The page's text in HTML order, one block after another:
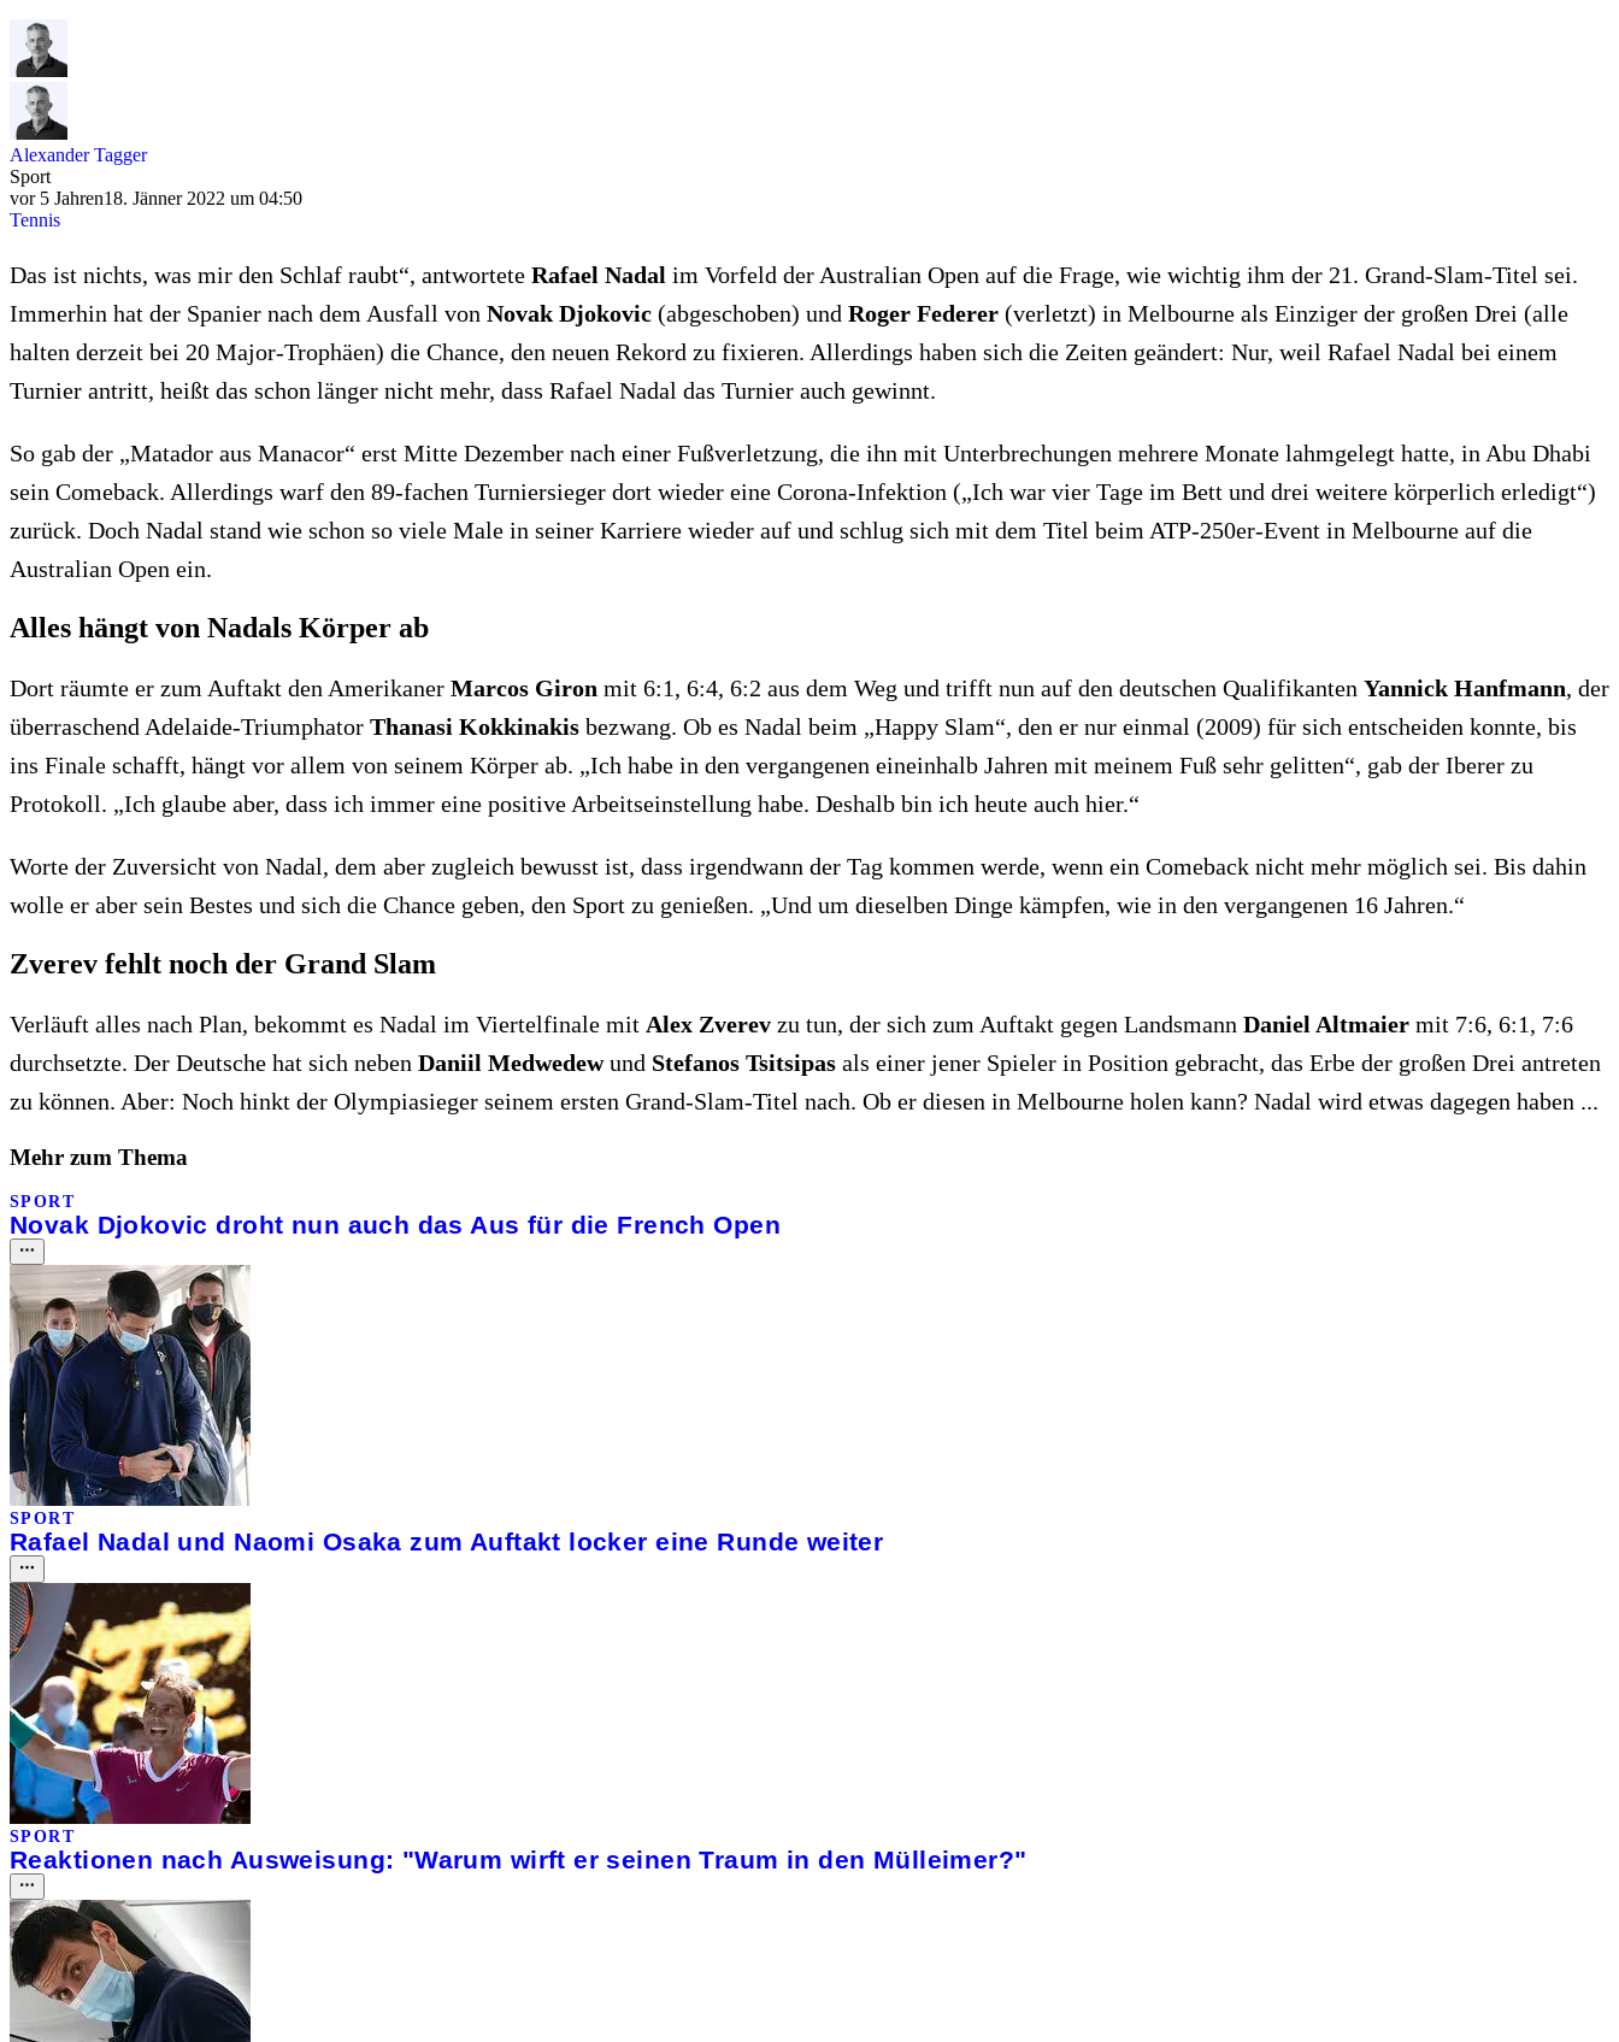
Alexander Tagger
Sport
vor 5 Jahren18. Jänner 2022 um 04:50
Tennis
Das ist nichts, was mir den Schlaf raubt“, antwortete Rafael Nadal im Vorfeld der Australian Open auf die Frage, wie wichtig ihm der 21. Grand-Slam-Titel sei.
Immerhin hat der Spanier nach dem Ausfall von Novak Djokovic (abgeschoben) und Roger Federer (verletzt) in Melbourne als Einziger der großen Drei (alle
halten derzeit bei 20 Major-Trophäen) die Chance, den neuen Rekord zu fixieren. Allerdings haben sich die Zeiten geändert: Nur, weil Rafael Nadal bei einem
Turnier antritt, heißt das schon länger nicht mehr, dass Rafael Nadal das Turnier auch gewinnt.
So gab der „Matador aus Manacor“ erst Mitte Dezember nach einer Fußverletzung, die ihn mit Unterbrechungen mehrere Monate lahmgelegt hatte, in Abu Dhabi
sein Comeback. Allerdings warf den 89-fachen Turniersieger dort wieder eine Corona-Infektion („Ich war vier Tage im Bett und drei weitere körperlich erledigt“)
zurück. Doch Nadal stand wie schon so viele Male in seiner Karriere wieder auf und schlug sich mit dem Titel beim ATP-250er-Event in Melbourne auf die
Australian Open ein.
Alles hängt von Nadals Körper ab
Dort räumte er zum Auftakt den Amerikaner Marcos Giron mit 6:1, 6:4, 6:2 aus dem Weg und trifft nun auf den deutschen Qualifikanten Yannick Hanfmann, der
überraschend Adelaide-Triumphator Thanasi Kokkinakis bezwang. Ob es Nadal beim „Happy Slam“, den er nur einmal (2009) für sich entscheiden konnte, bis
ins Finale schafft, hängt vor allem von seinem Körper ab. „Ich habe in den vergangenen eineinhalb Jahren mit meinem Fuß sehr gelitten“, gab der Iberer zu
Protokoll. „Ich glaube aber, dass ich immer eine positive Arbeitseinstellung habe. Deshalb bin ich heute auch hier.“
Worte der Zuversicht von Nadal, dem aber zugleich bewusst ist, dass irgendwann der Tag kommen werde, wenn ein Comeback nicht mehr möglich sei. Bis dahin
wolle er aber sein Bestes und sich die Chance geben, den Sport zu genießen. „Und um dieselben Dinge kämpfen, wie in den vergangenen 16 Jahren.“
Zverev fehlt noch der Grand Slam
Verläuft alles nach Plan, bekommt es Nadal im Viertelfinale mit Alex Zverev zu tun, der sich zum Auftakt gegen Landsmann Daniel Altmaier mit 7:6, 6:1, 7:6
durchsetzte. Der Deutsche hat sich neben Daniil Medwedewund Stefanos Tsitsipas als einer jener Spieler in Position gebracht, das Erbe der großen Drei antreten
zu können. Aber: Noch hinkt der Olympiasieger seinem ersten Grand-Slam-Titel nach. Ob er diesen in Melbourne holen kann? Nadal wird etwas dagegen haben ...
Mehr zum Thema
SPORT
Novak Djokovic droht nun auch das Aus für die French Open
SPORT
Rafael Nadal und Naomi Osaka zum Auftakt locker eine Runde weiter
SPORT
Reaktionen nach Ausweisung: "Warum wirft er seinen Traum in den Mülleimer?"